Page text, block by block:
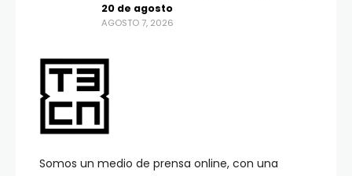
Somos un medio de prensa online, con una
20 de agosto
AGOSTO 7, 2026